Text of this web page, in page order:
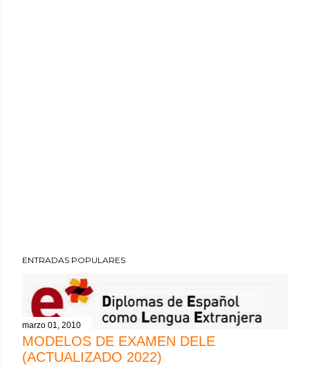
ENTRADAS POPULARES
marzo 01, 2010
MODELOS DE EXAMEN DELE
(ACTUALIZADO 2022)